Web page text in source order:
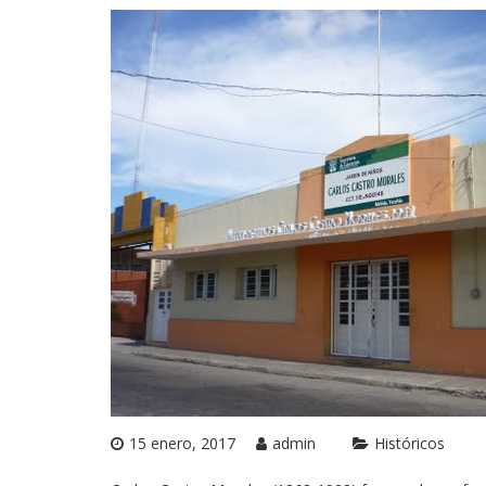
15 enero, 2017 admin Históricos